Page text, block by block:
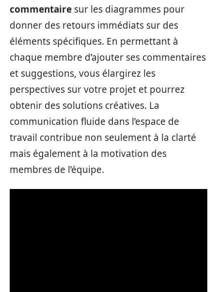
commentaire sur les diagrammes pour
donner des retours immédiats sur des
éléments spécifiques. En permettant à
chaque membre d’ajouter ses commentaires
et suggestions, vous élargirez les
perspectives sur votre projet et pourrez
obtenir des solutions créatives. La
communication fluide dans l’espace de
travail contribue non seulement à la clarté
mais également à la motivation des
membres de l’équipe.